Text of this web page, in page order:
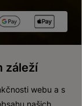
záleží
webu a s
našich